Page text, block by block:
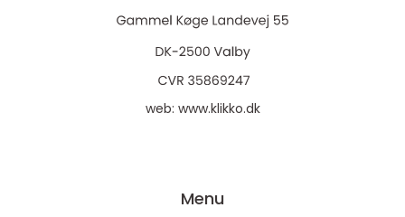
web: www.klikko.dk
Menu